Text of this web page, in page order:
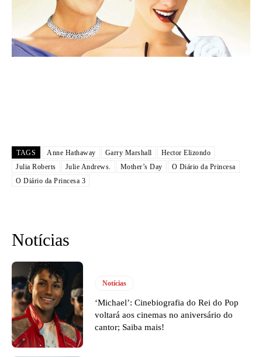
TAGS Anne Hathaway Garry Marshall
Hector Elizondo
Julia Roberts
Julie Andrews. Mother’s Day
O Diário da Princesa
O Diário da Princesa 3
Notícias
Notícias
‘Michael’: Cinebiografia do Rei do Pop
voltará aos cinemas no aniversário do
cantor; Saiba mais!